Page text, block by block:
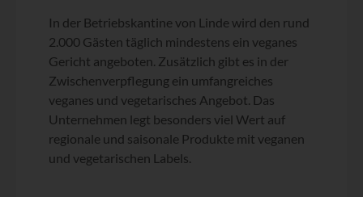
In der Betriebskantine von Linde wird den rund
2.000 Gästen täglich mindestens ein veganes
Gericht angeboten. Zusätzlich gibt es in der
Zwischenverpflegung ein umfangreiches
veganes und vegetarisches Angebot. Das
Unternehmen legt besonders viel Wert auf
regionale und saisonale Produkte mit veganen
und vegetarischen Labels.